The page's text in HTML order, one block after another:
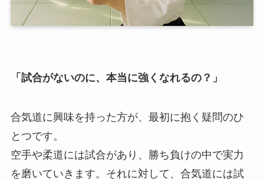
「試合がないのに、本当に強くなれるの？」
合気道に興味を持った方が、最初に抱く疑問のひ
とつです。
空手や柔道には試合があり、勝ち負けの中で実力
を磨いていきます。それに対して、合気道には試